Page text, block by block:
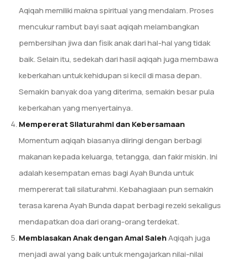
Aqiqah memiliki makna spiritual yang mendalam. Proses
mencukur rambut bayi saat aqiqah melambangkan
pembersihan jiwa dan fisik anak dari hal-hal yang tidak
baik. Selain itu, sedekah dari hasil aqiqah juga membawa
keberkahan untuk kehidupan si kecil di masa depan.
Semakin banyak doa yang diterima, semakin besar pula
keberkahan yang menyertainya.
Mempererat Silaturahmi dan Kebersamaan
Momentum aqiqah biasanya diiringi dengan berbagi
makanan kepada keluarga, tetangga, dan fakir miskin. Ini
adalah kesempatan emas bagi Ayah Bunda untuk
mempererat tali silaturahmi. Kebahagiaan pun semakin
terasa karena Ayah Bunda dapat berbagi rezeki sekaligus
mendapatkan doa dari orang-orang terdekat.
Membiasakan Anak dengan Amal SalehAqiqah juga
menjadi awal yang baik untuk mengajarkan nilai-nilai